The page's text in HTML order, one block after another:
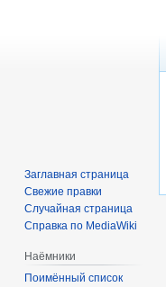
Заглавная страница
Свежие правки
Случайная страница
Справка по MediaWiki
Наёмники
Поимённый список